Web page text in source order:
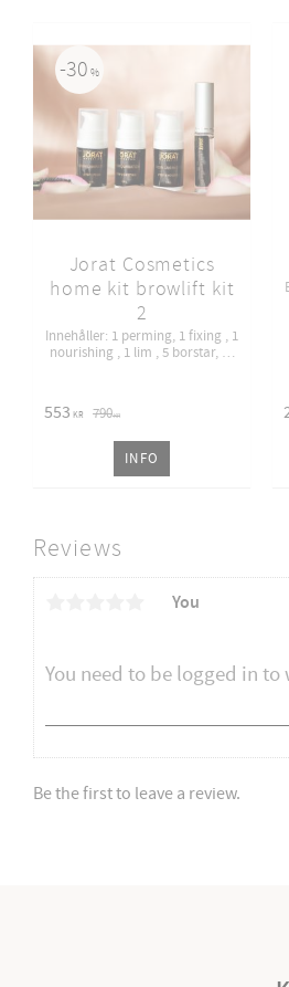
Reviews
You
Be the first to leave a review.
Jorat Cosmetics
home kit browlift kit
2
Innehåller: 1 perming, 1 fixing , 1
nourishing , 1 lim , 5 borstar, 10
553 KR 790KR
30 %
INFO